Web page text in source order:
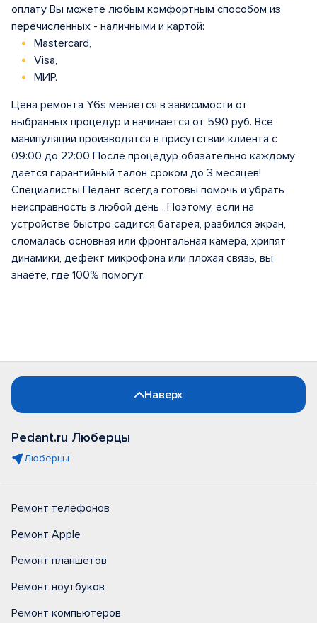
оплату Вы можете любым комфортным способом из
перечисленных - наличными и картой:
Mastercard,
Visa,
МИР.
Цена ремонта Y6s меняется в зависимости от
выбранных процедур и начинается от 590 руб. Все
манипуляции производятся в присутствии клиента с
09:00 до 22:00 После процедур обязательно каждому
дается гарантийный талон сроком до 3 месяцев!
Специалисты Педант всегда готовы помочь и убрать
неисправность в любой день . Поэтому, если на
устройстве быстро садится батарея, разбился экран,
сломалась основная или фронтальная камера, хрипят
динамики, дефект микрофона или плохая связь, вы
знаете, где 100% помогут.
Наверх
Pedant.ru Люберцы
Люберцы
Ремонт телефонов
Ремонт Apple
Ремонт планшетов
Ремонт ноутбуков
Ремонт компьютеров